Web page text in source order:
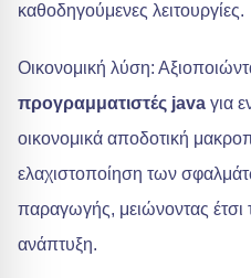
καθοδηγούμενες λειτουργίες.
Οικονομική λύση:
προγραμματιστές java για
οικονομικά αποδοτική
ελαχιστοποίηση των
παραγωγής, μειώνοντας έτσι
ανάπτυξη.